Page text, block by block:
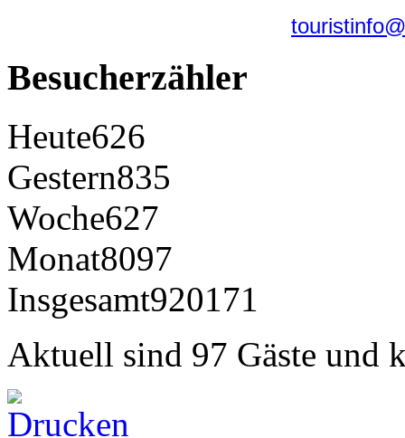
Besucherzähler
Heute626
Gestern835
Woche627
Monat8097
Insgesamt920171
Aktuell sind 97 Gäste und